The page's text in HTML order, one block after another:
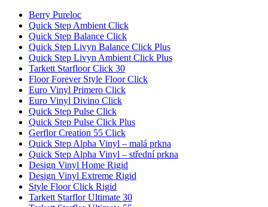
Berry Pureloc
Quick Step Ambient Click
Quick Step Balance Click
Quick Step Livyn Balance Click Plus
Quick Step Livyn Ambient Click Plus
Tarkett Starfloor Click 30
Floor Forever Style Floor Click
Euro Vinyl Primero Click
Euro Vinyl Divino Click
Quick Step Pulse Click
Quick Step Pulse Click Plus
Gerflor Creation 55 Click
Quick Step Alpha Vinyl – malá prkna
Quick Step Alpha Vinyl – střední prkna
Design Vinyl Home Rigid
Design Vinyl Extreme Rigid
Style Floor Click Rigid
Tarkett Starflor Ultimate 30